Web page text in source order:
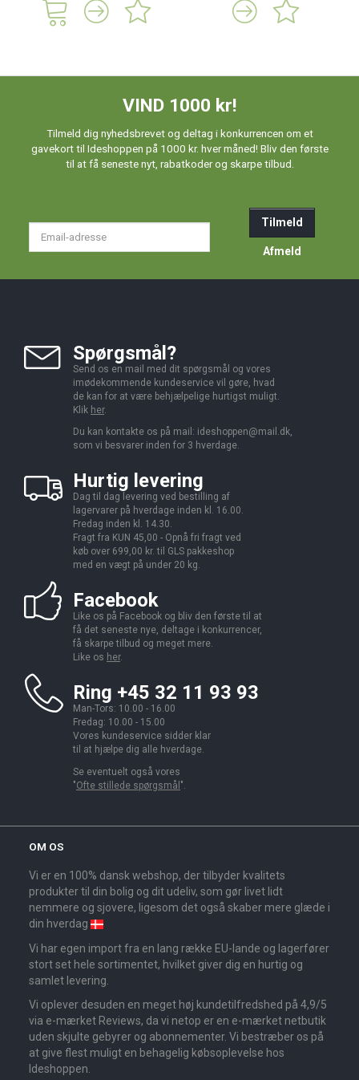
VIND 1000 kr!
Tilmeld dig nyhedsbrevet og deltag i konkurrencen om et
gavekort til Ideshoppen på 1000 kr. hver måned! Bliv den første
til at få seneste nyt, rabatkoder og skarpe tilbud.
Tilmeld
Afmeld
Spørgsmål?
Send os en mail med dit spørgsmål og vores
imødekommende kundeservice vil gøre, hvad
de kan for at være behjælpelige hurtigst muligt.
Klik her.
Du kan kontakte os på mail: ideshoppen@mail.dk,
som vi besvarer inden for 3 hverdage.
Hurtig levering
Dag til dag levering ved bestilling af
lagervarer på hverdage inden kl. 16.00.
Fredag inden kl. 14.30.
Fragt fra KUN 45,00 - Opnå fri fragt ved
køb over 699,00 kr. til GLS pakkeshop
med en vægt på under 20 kg.
Facebook
Like os på Facebook og bliv den første til at
få det seneste nye, deltage i konkurrencer,
få skarpe tilbud og meget mere.
Like os her.
Ring +45 32 11 93 93
Man-Tors: 10.00 - 16.00
Fredag: 10.00 - 15.00
Vores kundeservice sidder klar
til at hjælpe dig alle hverdage.
Se eventuelt også vores
"Ofte stillede spørgsmål ".
OM OS
Vi er en 100% dansk webshop, der tilbyder kvalitets
produkter til din bolig og dit udeliv, som gør livet lidt
nemmere og sjovere, ligesom det også skaber mere glæde i
din hverdag
Vi har egen import fra en lang række EU-lande og lagerfører
stort set hele sortimentet, hvilket giver dig en hurtig og
samlet levering.
Vi oplever desuden en meget høj kundetilfredshed på 4,9/5
via e-mærket Reviews, da vi netop er en e-mærket netbutik
uden skjulte gebyrer og abonnementer. Vi bestræber os på
at give flest muligt en behagelig købsoplevelse hos
Ideshoppen.